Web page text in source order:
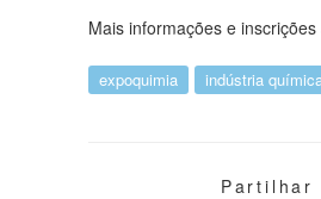
Mais informações e inscrições
expoquimia indústria
Partilhar